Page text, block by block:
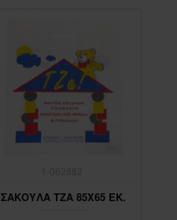
ΣΑΚΟΥΛΑ ΤΖΑ 85Χ65 ΕΚ.